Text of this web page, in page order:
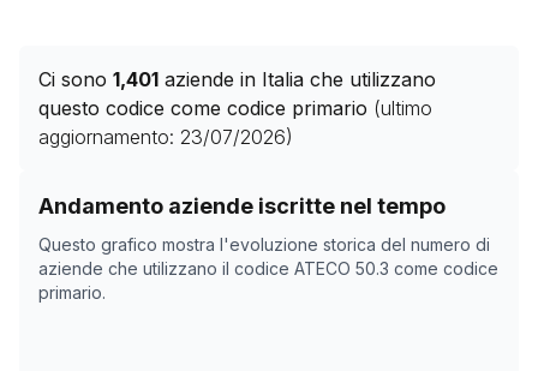
Ci sono 1,401 aziende in Italia che utilizzano
questo codice come codice primario (ultimo
aggiornamento: 23/07/2026)
Andamento aziende iscritte nel tempo
Questo grafico mostra l'evoluzione storica del numero di
aziende che utilizzano il codice ATECO 50.3 come codice
primario.
Storico numero di aziende con codice ATECO
Data rilevazione
23/04/2025
988
13/11/2025